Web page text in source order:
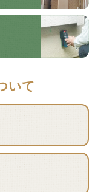
いて